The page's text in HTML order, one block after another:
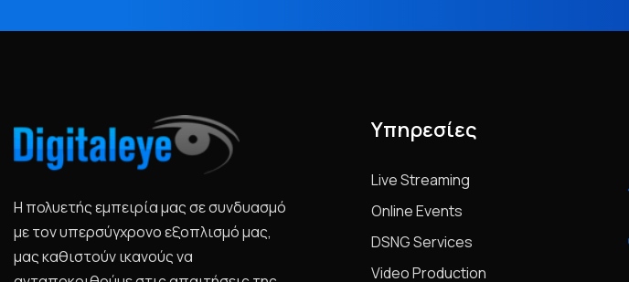
Η πολυετής εμπειρία μας σε συνδυασμό
με τον υπερσύγχρονο εξοπλισμό μας,
μας καθιστούν ικανούς να
Υπηρεσίες
Live Streaming
Online Events
DSNG Services
Video Production